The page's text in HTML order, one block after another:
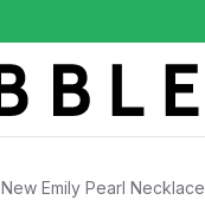
New Emily Pearl Necklace